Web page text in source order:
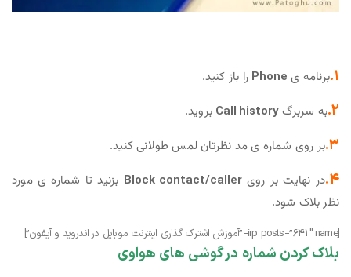
۱. برنامه ی Phone را باز کنید.
۲. به سربرگCall history بروید.
۳. بر روی شماره ی مد نظرتان لمس طولانی کنید.
۴. در نهایت بر رویBlock contact/caller بزنید تا شماره ی مورد
نظر بلاک شود.
[irp posts=”641″ name=”آموزش اشتراک گذاری اینترنت موبایل در اندروید و آیفون”]
بلاک کردن شماره در گوشی های هواوی